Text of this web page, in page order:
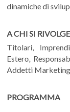
dinamiche di
A CHI SI
Titolari,
Estero,
Addetti Marketing.
PROGRAMMA